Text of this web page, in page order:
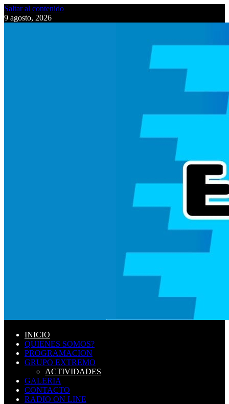
Saltar al contenido
9 agosto, 2026
INICIO
QUIENES SOMOS?
PROGRAMACION
GRUPO EXTREMO
ACTIVIDADES
GALERIA
CONTACTO
RADIO ON LINE